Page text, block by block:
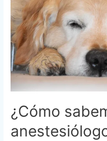
¿Cómo